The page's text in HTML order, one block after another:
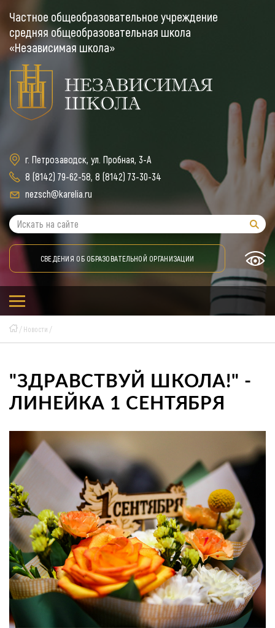
Частное общеобразовательное учреждение
средняя общеобразовательная школа
«Независимая школа»
г. Петрозаводск, ул. Пробная, 3-А
8 (8142) 79-62-58, 8 (8142) 73-30-34
nezsch@karelia.ru
СВЕДЕНИЯ ОБ ОБРАЗОВАТЕЛЬНОЙ ОРГАНИЗАЦИИ
Новости
"ЗДРАВСТВУЙ ШКОЛА!" -
ЛИНЕЙКА 1 СЕНТЯБРЯ